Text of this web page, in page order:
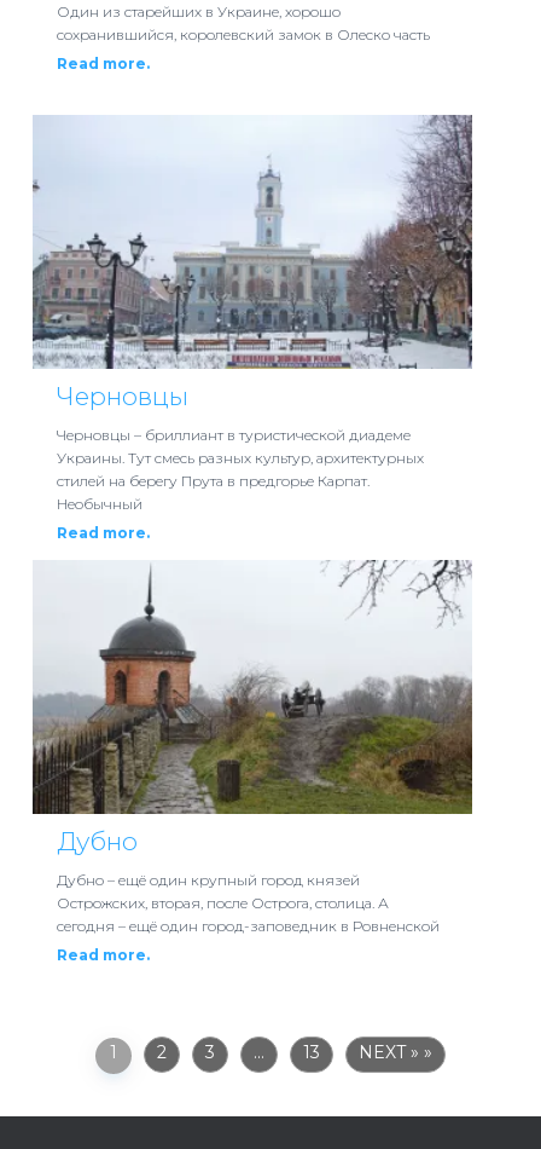
Один из старейших в Украине, хорошо
сохранившийся, королевский замок в Олеско часть
Read more.
Черновцы
Черновцы – бриллиант в туристической диадеме
Украины. Тут смесь разных культур, архитектурных
стилей на берегу Прута в предгорье Карпат.
Необычный
Read more.
Дубно
Дубно – ещё один крупный город князей
Острожских, вторая, после Острога, столица. А
сегодня – ещё один город-заповедник в Ровненской
Read more.
1 2 3 … 13 NEXT »